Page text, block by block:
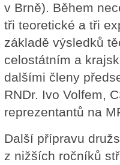
v Brně). Během
tři teoretické a tři
základě výsledků
celostátním a
dalšími členy
RNDr. Ivo Volfem,
reprezentantů na
Další přípravu
z nižších ročníků